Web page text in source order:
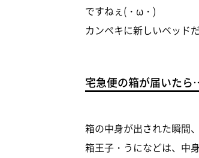
ですねぇ(・ω・)
カンペキに新しいベッド
宅急便の箱が届いたら
箱の中身が出された瞬間
箱王子・うになどは、中